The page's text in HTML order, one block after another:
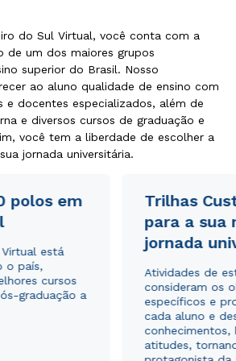
do Sul Virtual, você conta com a
de um dos maiores grupos
superior do Brasil. Nosso
ao aluno qualidade de ensino com
e docentes especializados, além de
e diversos cursos de graduação e
você tem a liberdade de escolher a
jornada universitária.
polos em
está
o país,
cursos
graduação a
Trilhas
para a sua
jornada
Atividades de
consideram os
específicos e
cada aluno e
conhecimentos,
atitudes,
com aPolítica de Privacidade.e
dados sejam utilizados para o
da Cruzeiro do Sul.